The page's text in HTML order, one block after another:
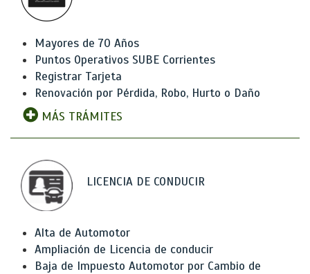
Mayores de 70 Años
Puntos Operativos SUBE Corrientes
Registrar Tarjeta
Renovación por Pérdida, Robo, Hurto o Daño
MÁS TRÁMITES
LICENCIA DE CONDUCIR
Alta de Automotor
Ampliación de Licencia de conducir
Baja de Impuesto Automotor por Cambio de